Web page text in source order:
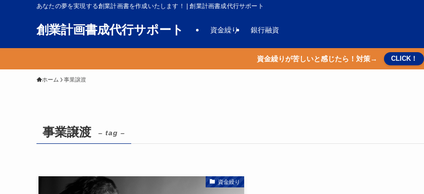
あなたの夢を実現する創業計画書を作成いたします！ | 創業計画書成代行サポート
創業計画書成代行サポート 資金繰り 銀行融資
資金繰りが苦しいと感じたら！対策→ CLICK！
ホーム 事業譲渡
事業譲渡 – tag –
資金繰り